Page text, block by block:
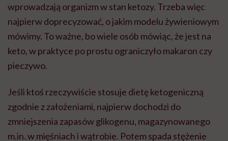
wprowadzają organizm w stan ketozy. Trzeba więc
najpierw doprecyzować, o jakim modelu żywieniowym
mówimy. To ważne, bo wiele osób mówiąc, że jest na
keto, w praktyce po prostu ograniczyło makaron czy
pieczywo.
Jeśli ktoś rzeczywiście stosuje dietę ketogeniczną
zgodnie z założeniami, najpierw dochodzi do
zmniejszenia zapasów glikogenu, magazynowanego
m.in. w mięśniach i wątrobie. Potem spada stężenie